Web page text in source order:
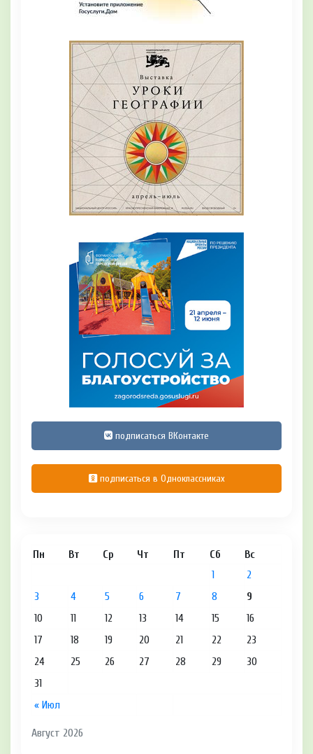
подписаться ВКонтакте
подписаться в Одноклассниках
Август 2026
Пн Вт Ср Чт Пт Сб Вс
« Июл
1
2
3
4 5 6 7 8
9
10
11 12 13 14 15
16
17
18 19 20 21 22
23
24
25 26 27 28 29
30
31